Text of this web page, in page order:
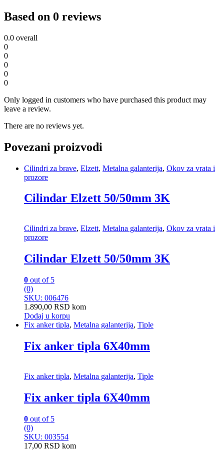
Based on 0 reviews
0.0 overall
0
0
0
0
0
Only logged in customers who have purchased this product may
leave a review.
There are no reviews yet.
Povezani proizvodi
Cilindri za brave, Elzett, Metalna galanterija, Okov za vrata i
prozore
Cilindar Elzett 50/50mm 3K
Cilindri za brave, Elzett, Metalna galanterija, Okov za vrata i
prozore
Cilindar Elzett 50/50mm 3K
0 out of 5
(0)
SKU: 006476
1.890,00 RSD kom
Dodaj u korpu
Fix anker tipla, Metalna galanterija, Tiple
Fix anker tipla 6X40mm
Fix anker tipla, Metalna galanterija, Tiple
Fix anker tipla 6X40mm
0 out of 5
(0)
SKU: 003554
17,00 RSD kom